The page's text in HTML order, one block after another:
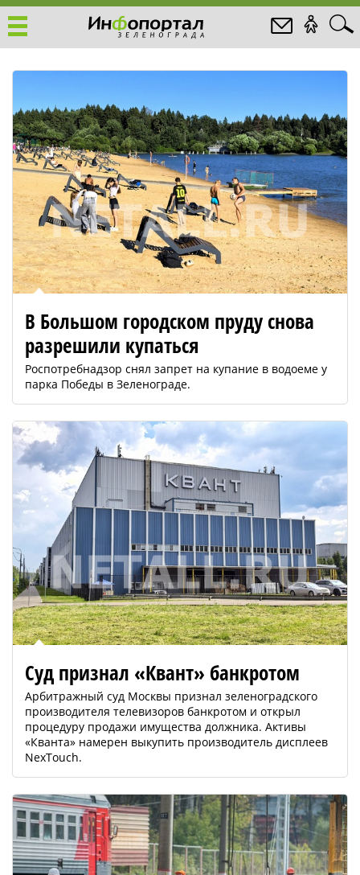
В Большом городском пруду снова
разрешили купаться
Роспотребнадзор снял запрет на купание в водоеме у
парка Победы в Зеленограде.
Суд признал «Квант» банкротом
Арбитражный суд Москвы признал зеленоградского
производителя телевизоров банкротом и открыл
процедуру продажи имущества должника. Активы
«Кванта» намерен выкупить производитель дисплеев
NexTouch.